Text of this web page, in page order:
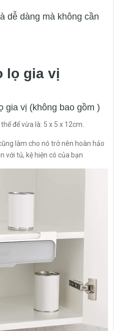
dễ dàng mà không cần
lọ gia vị
vị (không bao gồm )
để vừa là: 5 x 5 x 12cm.
làm cho nó trở nên hoàn hảo
với tủ, kệ hiện có của bạn